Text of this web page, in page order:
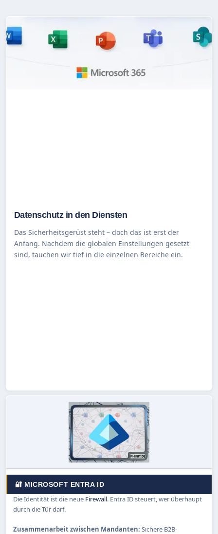
Datenschutz in den Diensten
Das Sicherheitsgerüst steht – doch das ist erst der
Anfang. Nachdem die globalen Einstellungen gesetzt
sind, tauchen wir tief in die einzelnen Bereiche ein.
🔐 MICROSOFT ENTRA ID
Die Identität ist die neue Firewall. Entra ID steuert, wer überhaupt
durch die Tür darf.
Zusammenarbeit zwischen Mandanten: Sichere B2B-